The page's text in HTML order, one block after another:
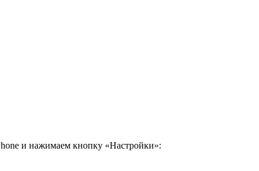
и нажимаем кнопку «Настройки»: